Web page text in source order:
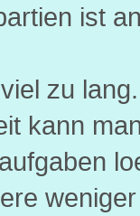
ist
zu
kann